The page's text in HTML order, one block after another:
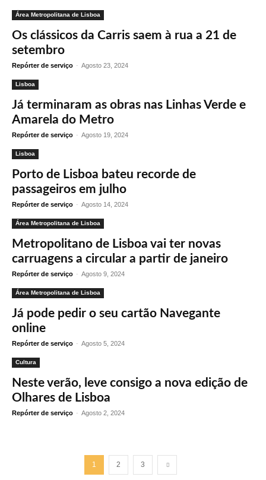
Área Metropolitana de Lisboa
Os clássicos da Carris saem à rua a 21 de
setembro
Repórter de serviço - Agosto 23, 2024
Lisboa
Já terminaram as obras nas Linhas Verde e
Amarela do Metro
Repórter de serviço - Agosto 19, 2024
Lisboa
Porto de Lisboa bateu recorde de
passageiros em julho
Repórter de serviço - Agosto 14, 2024
Área Metropolitana de Lisboa
Metropolitano de Lisboa vai ter novas
carruagens a circular a partir de janeiro
Repórter de serviço - Agosto 9, 2024
Área Metropolitana de Lisboa
Já pode pedir o seu cartão Navegante
online
Repórter de serviço - Agosto 5, 2024
Cultura
Neste verão, leve consigo a nova edição de
Olhares de Lisboa
Repórter de serviço - Agosto 2, 2024
1 2 3